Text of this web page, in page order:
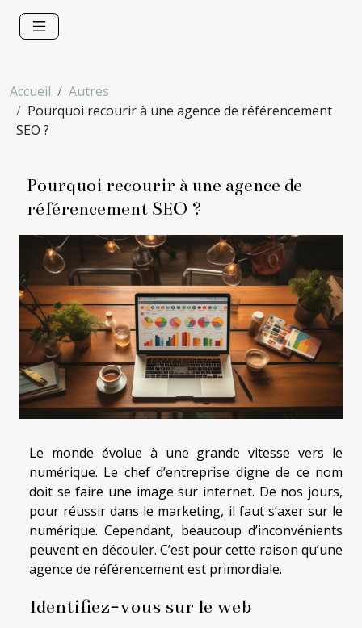
Accueil
Autres
Pourquoi recourir à une agence de référencement
SEO ?
Pourquoi recourir à une agence de
référencement SEO ?
Le monde évolue à une grande vitesse vers le
numérique. Le chef d’entreprise digne de ce nom
doit se faire une image sur internet. De nos jours,
pour réussir dans le marketing, il faut s’axer sur le
numérique. Cependant, beaucoup d’inconvénients
peuvent en découler. C’est pour cette raison qu’une
agence de référencement est primordiale.
Identifiez-vous sur le web